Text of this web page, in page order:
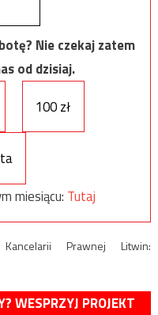
Nie czekaj zatem
od dzisiaj.
100 zł
miesiącu: Tutaj
Prawnej Litwin:
WESPRZYJ PROJEKT